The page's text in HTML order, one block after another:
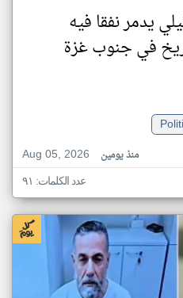
يدمر نفقا فيه
في جنوب غزة
Aug 05, 2026
منذ يومين
عدد الكلمات: ٩١